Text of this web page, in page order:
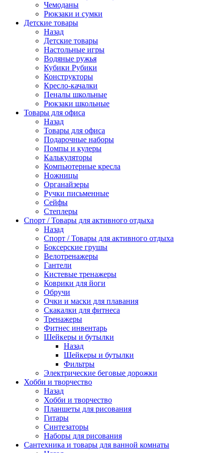
Чемоданы
Рюкзаки и сумки
Детские товары
Назад
Детские товары
Настольные игры
Водяные ружья
Кубики Рубики
Конструкторы
Кресло-качалки
Пеналы школьные
Рюкзаки школьные
Товары для офиса
Назад
Товары для офиса
Подарочные наборы
Помпы и кулеры
Калькуляторы
Компьютерные кресла
Ножницы
Органайзеры
Ручки письменные
Сейфы
Степлеры
Спорт / Товары для активного отдыха
Назад
Спорт / Товары для активного отдыха
Боксерские грушы
Велотренажеры
Гантели
Кистевые тренажеры
Коврики для йоги
Обручи
Очки и маски для плавания
Скакалки для фитнеса
Тренажеры
Фитнес инвентарь
Шейкеры и бутылки
Назад
Шейкеры и бутылки
Фильтры
Электрические беговые дорожки
Хобби и творчество
Назад
Хобби и творчество
Планшеты для рисования
Гитары
Синтезаторы
Наборы для рисования
Сантехника и товары для ванной комнаты